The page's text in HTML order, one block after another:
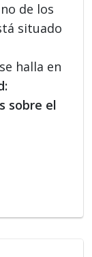
de los
situado
halla en
sobre el